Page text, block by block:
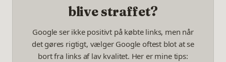
blive straffet?
Google ser ikke positivt på købte links, men når
det gøres rigtigt, vælger Google oftest blot at se
bort fra links af lav kvalitet. Her er mine tips: